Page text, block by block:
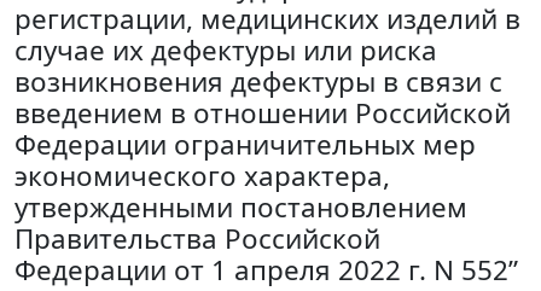
регистрации, медицинских изделий в
случае их дефектуры или риска
возникновения дефектуры в связи с
введением в отношении Российской
Федерации ограничительных мер
экономического характера,
утвержденными постановлением
Правительства Российской
Федерации от 1 апреля 2022 г. N 552”